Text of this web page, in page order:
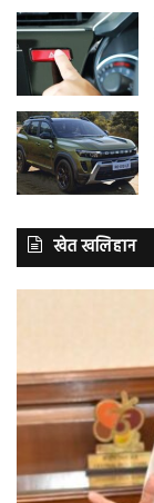
खेत खलिहान